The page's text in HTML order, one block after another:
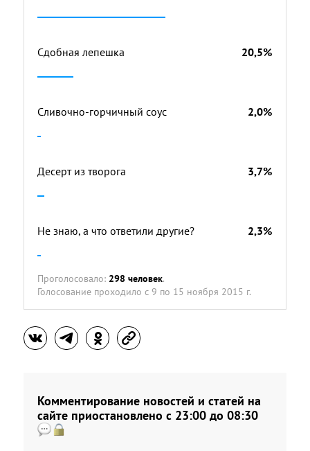
Сдобная лепешка 20,5%
Сливочно-горчичный соус 2,0%
Десерт из творога 3,7%
Не знаю, а что ответили другие? 2,3%
Проголосовало: 298 человек.
Голосование проходило с 9 по 15 ноября 2015 г.
Комментирование новостей и статей на
сайте приостановлено с 23:00 до 08:30